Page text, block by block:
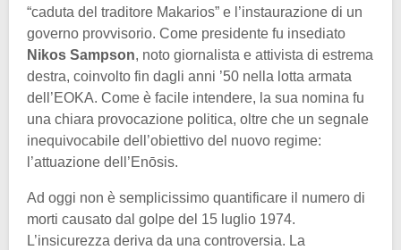
“caduta del traditore Makarios” e l’instaurazione di un
governo provvisorio. Come presidente fu insediato
Nikos Sampson, noto giornalista e attivista di estrema
destra, coinvolto fin dagli anni ’50 nella lotta armata
dell’EOKA. Come è facile intendere, la sua nomina fu
una chiara provocazione politica, oltre che un segnale
inequivocabile dell’obiettivo del nuovo regime:
l’attuazione dell’Enōsis.
Ad oggi non è semplicissimo quantificare il numero di
morti causato dal golpe del 15 luglio 1974.
L’insicurezza deriva da una controversia. La